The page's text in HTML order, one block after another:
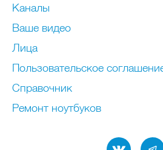
Каналы
Ваше видео
Лица
Пользовательское
Справочник
Ремонт нoутбуков